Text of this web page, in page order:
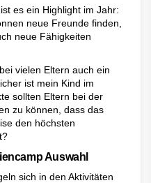
es ein Highlight im Jahr:
neue Freunde finden,
neue Fähigkeiten
vielen Eltern auch ein
ist mein Kind im
sollten Eltern bei der
zu können, dass das
den höchsten
Auswahl
sich in den Aktivitäten